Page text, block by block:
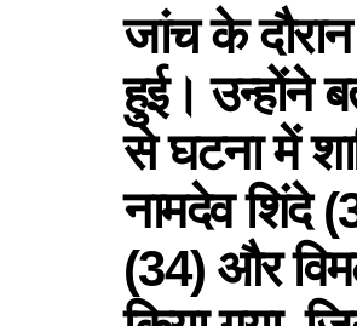
जांच के
हुई। उन्होंने
से घटना में
नामदेव शिंदे
(34) और